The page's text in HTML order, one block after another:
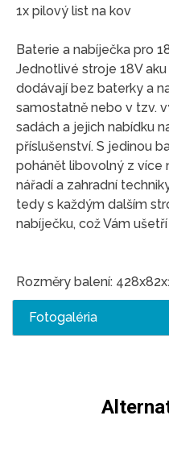
1x pilový list na kov
Baterie a nabíječka pro
Jednotlivé stroje 18V
dodávají bez baterky a
samostatně nebo v tzv.
sadách a jejich nabídku
příslušenství. S jedinou
pohánět libovolný z více
nářadí a zahradní
tedy s každým dalším
nabíječku, což Vám
Rozměry balení:
Fotogaléria